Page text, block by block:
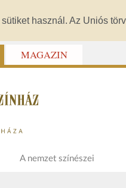
használ. Az Uniós
MAGAZIN
A nemzet színészei